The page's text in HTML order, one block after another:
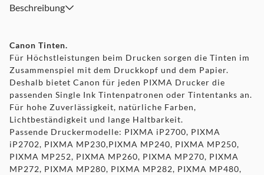
Beschreibung
Canon Tinten.
Für Höchstleistungen beim Drucken sorgen die Tinten im
Zusammenspiel mit dem Druckkopf und dem Papier.
Deshalb bietet Canon für jeden PIXMA Drucker die
passenden Single Ink Tintenpatronen oder Tintentanks an.
Für hohe Zuverlässigkeit, natürliche Farben,
Lichtbeständigkeit und lange Haltbarkeit.
Passende Druckermodelle: PIXMA iP2700, PIXMA
iP2702, PIXMA MP230,PIXMA MP240, PIXMA MP250,
PIXMA MP252, PIXMA MP260, PIXMA MP270, PIXMA
MP272, PIXMA MP280, PIXMA MP282, PIXMA MP480,